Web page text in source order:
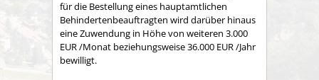
für die Bestellung eines hauptamtlichen
Behindertenbeauftragten wird darüber hinaus
eine Zuwendung in Höhe von weiteren 3.000
EUR /Monat beziehungsweise 36.000 EUR /Jahr
bewilligt.